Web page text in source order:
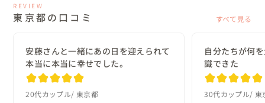
REVIEW
東京都の口コミ すべて見る
安藤さんと一緒にあの日を迎えられて
本当に本当に幸せでした。
20代カップル 東京都
自分たちが何
識できた
30代カップル 東